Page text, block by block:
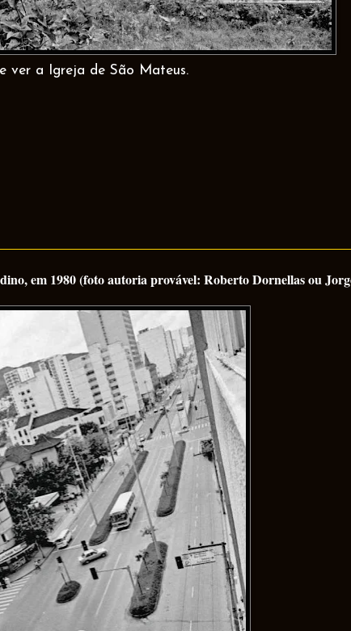
ver a Igreja de São Mateus.
em 1980 (foto autoria provável: Roberto Dornellas ou